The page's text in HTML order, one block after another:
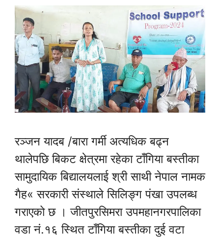
रञ्जन यादब /बारा गर्मी अत्यधिक बढ्न
थालेपछि बिकट क्षेत्रमा रहेका टाँगिया बस्तीका
सामुदायिक बिद्यालयलाई श्री साथी नेपाल नामक
गैह« सरकारी संस्थाले सिलिङ्ग पंखा उपलब्ध
गराएको छ । जीतपुरसिमरा उपमहानगरपालिका
वडा नं.१६ स्थित टाँगिया बस्तीका दुई वटा